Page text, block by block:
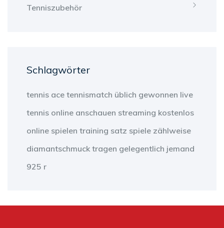
Tenniszubehör
Schlagwörter
tennis ace tennismatch üblich gewonnen live
tennis online anschauen streaming kostenlos
online spielen training satz spiele zählweise
diamantschmuck tragen gelegentlich jemand
925 r